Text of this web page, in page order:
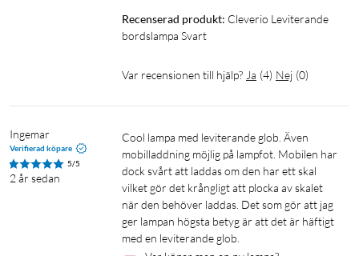
Recenserad produkt: Cleverio Leviterande
bordslampa Svart
Var recensionen till hjälp? Ja (4) Nej (0)
Ingemar
Verifierad köpare
5/5
2 år sedan
Cool lampa med leviterande glob. Även
mobilladdning möjlig på lampfot. Mobilen har
dock svårt att laddas om den har ett skal
vilket gör det krångligt att plocka av skalet
när den behöver laddas. Det som gör att jag
ger lampan högsta betyg är att det är häftigt